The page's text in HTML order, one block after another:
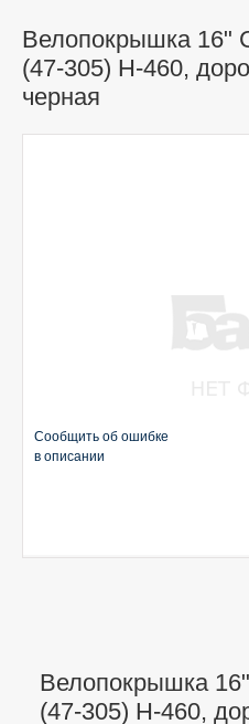
Велопокрышка 16"
(47-305) H-460,
черная
Велопокрышка
(47-305) H-460,
Сообщить об ошибке
в описании